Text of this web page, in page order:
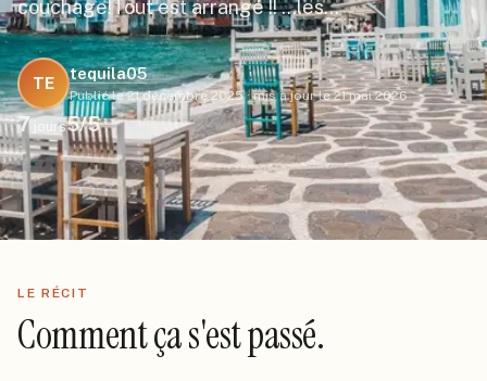
couchage!Tout est arrangé !! ...les…
TE
tequila05
Publié le 21 décembre 2025·mis à jour le 21 mai 2026
7 jours5/5
LE RÉCIT
Comment ça s'est passé.